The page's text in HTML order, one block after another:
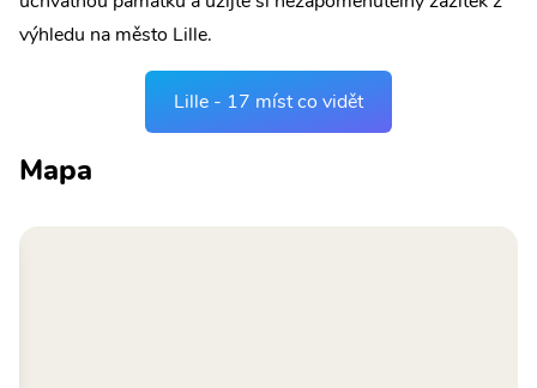
výhledu na město Lille.
Lille - 17 míst co vidět
Mapa